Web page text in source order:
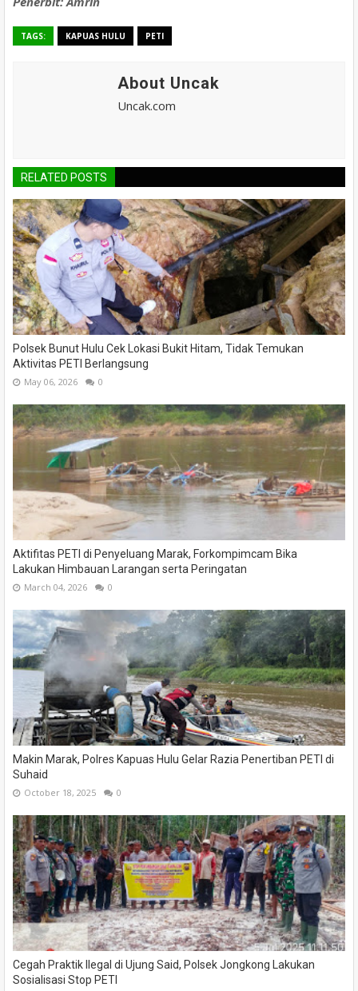
TAGS: KAPUAS HULU PETI
About Uncak
Uncak.com
RELATED POSTS
Polsek Bunut Hulu Cek Lokasi Bukit Hitam, Tidak Temukan
Aktivitas PETI Berlangsung
May 06, 2026 0
Aktifitas PETI di Penyeluang Marak, Forkompimcam Bika
Lakukan Himbauan Larangan serta Peringatan
March 04, 2026 0
Makin Marak, Polres Kapuas Hulu Gelar Razia Penertiban PETI di
Suhaid
October 18, 2025 0
Cegah Praktik Ilegal di Ujung Said, Polsek Jongkong Lakukan
Sosialisasi Stop PETI